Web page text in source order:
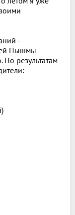
-
Пышмы
результатам